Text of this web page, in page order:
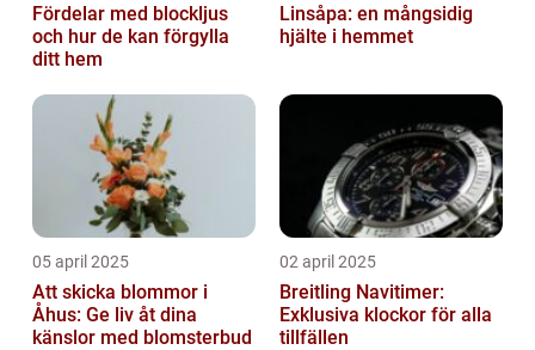
Fördelar med blockljus
och hur de kan förgylla
ditt hem
Linsåpa: en mångsidig
hjälte i hemmet
05 april 2025
Att skicka blommor i
Åhus: Ge liv åt dina
känslor med blomsterbud
02 april 2025
Breitling Navitimer:
Exklusiva klockor för alla
tillfällen